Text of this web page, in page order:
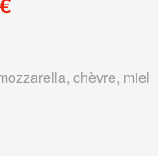
chèvre, miel